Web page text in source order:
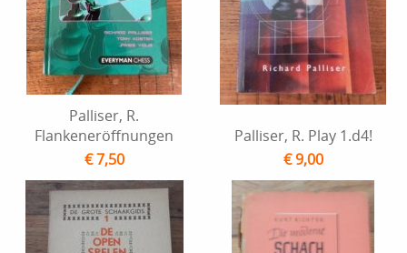
Palliser, R.
Flankeneröffnungen
€ 7,50
Palliser, R. Play 1.d4!
€ 9,00